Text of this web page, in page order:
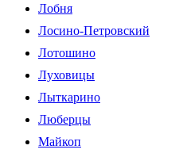
Лобня
Лосино-Петровский
Лотошино
Луховицы
Лыткарино
Люберцы
Майкоп